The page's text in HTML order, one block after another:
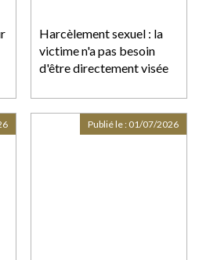
Harcèlement sexuel : la
victime n'a pas besoin
d'être directement visée
Publié le : 01/07/2026